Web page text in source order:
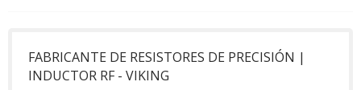
FABRICANTE DE RESISTORES DE PRECISIÓN |
INDUCTOR RF - VIKING